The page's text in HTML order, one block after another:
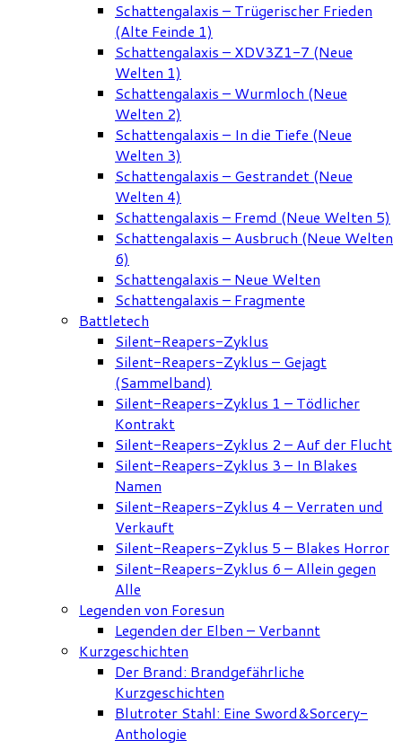
Schattengalaxis – Trügerischer Frieden
(Alte Feinde 1)
Schattengalaxis – XDV3Z1-7 (Neue
Welten 1)
Schattengalaxis – Wurmloch (Neue
Welten 2)
Schattengalaxis – In die Tiefe (Neue
Welten 3)
Schattengalaxis – Gestrandet (Neue
Welten 4)
Schattengalaxis – Fremd (Neue Welten 5)
Schattengalaxis – Ausbruch (Neue Welten
6)
Schattengalaxis – Neue Welten
Schattengalaxis – Fragmente
Battletech
Silent-Reapers-Zyklus
Silent-Reapers-Zyklus – Gejagt
(Sammelband)
Silent-Reapers-Zyklus 1 – Tödlicher
Kontrakt
Silent-Reapers-Zyklus 2 – Auf der Flucht
Silent-Reapers-Zyklus 3 – In Blakes
Namen
Silent-Reapers-Zyklus 4 – Verraten und
Verkauft
Silent-Reapers-Zyklus 5 – Blakes Horror
Silent-Reapers-Zyklus 6 – Allein gegen
Alle
Legenden von Foresun
Legenden der Elben – Verbannt
Kurzgeschichten
Der Brand: Brandgefährliche
Kurzgeschichten
Blutroter Stahl: Eine Sword&Sorcery-
Anthologie